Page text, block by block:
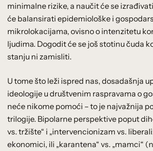
minimalne rizike, a naučit će se
će balansirati epidemiološke i
mikrolokacijama, ovisno o intenzitetu
ljudima. Dogodit će se još stotinu čuda
stanju ni zamisliti.
U tome što leži ispred nas, dosadašnja
ideologije u društvenim raspravama o
neće nikome pomoći – to je najvažnija
trilogije. Bipolarne perspektive poput
vs. tržište“ i „intervencionizam vs.
ekonomici, ili „karantena“ vs. „mamci“